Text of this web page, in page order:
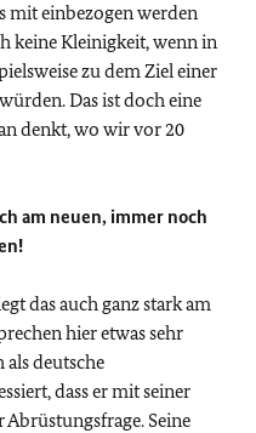
mit einbezogen werden
keine Kleinigkeit, wenn in
zu dem Ziel einer
Das ist doch eine
denkt, wo wir vor 20
am neuen, immer noch
das auch ganz stark am
hier etwas sehr
als deutsche
dass er mit seiner
Seine